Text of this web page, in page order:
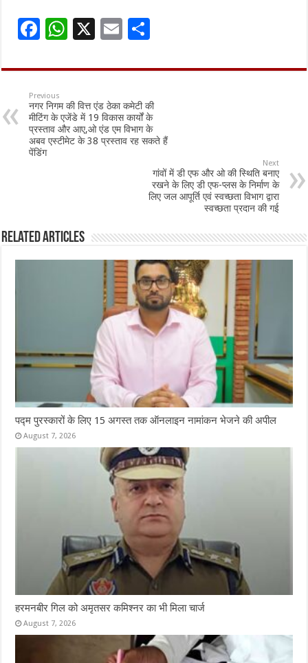
F
e
b
o
o
k
W
at
sA
p
p
X
E
ai ar
e
Previous
नगर निगम की वित्त एंड ठेका कमेटी की
मीटिंग के एजेंडे में 19 विकास कार्यों के
प्रस्ताव और आए,ओ एंड एम विभाग के
अबव एस्टीमेट के 38 प्रस्ताव रह सकते हैं
पेंडिंग
Next
गांवों में डी एफ और ओ की स्थिति बनाए
रखने के लिए डी एफ-प्लस के निर्माण के
लिए जल आपूर्ति एवं स्वच्छता विभाग द्वारा
स्वच्छता प्रदान की गई
Related Articles
पद्म पुरस्कारों के लिए 15 अगस्त तक ऑनलाइन नामांकन भेजने की अपील
August 7, 2026
हरमनबीर गिल को अमृतसर कमिश्नर का भी मिला चार्ज
August 7, 2026